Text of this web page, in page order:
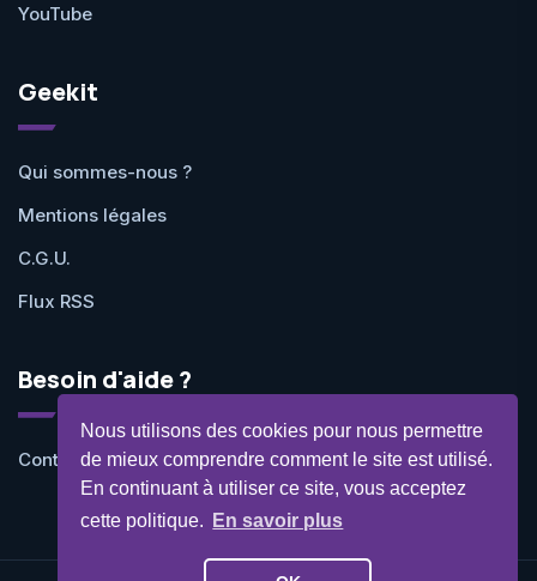
Nous utilisons des cookies pour nous permettre
de mieux comprendre comment le site est utilisé.
En continuant à utiliser ce site, vous acceptez
cette politique.
En savoir plus
YouTube
Geekit
Qui sommes-nous ?
Mentions légales
C.G.U.
Flux RSS
Besoin d'aide ?
Contactez-nous